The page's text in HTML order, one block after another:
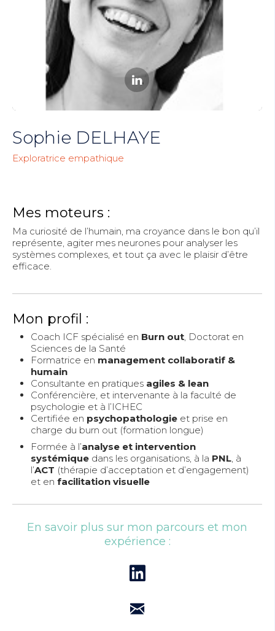

Sophie DELHAYE
Exploratrice empathique
Mes moteurs :
Ma curiosité de l’humain, ma croyance dans le bon qu’il
représente, agiter mes neurones pour analyser les
systèmes complexes, et tout ça avec le plaisir d’être
efficace.
Mon profil :
Coach ICF spécialisé en Burn out, Doctorat en
Sciences de la Santé
Formatrice en management collaboratif &
humain
Consultante en pratiques agiles & lean
Conférencière, et intervenante à la faculté de
psychologie et à l’ICHEC
Certifiée en psychopathologie et prise en
charge du burn out (formation longue)
Formée à l’analyse et intervention
systémique dans les organisations, à la PNL , à
l’ACT (thérapie d’acceptation et d’engagement)
et en facilitation visuelle
En savoir plus sur mon parcours et mon
expérience :